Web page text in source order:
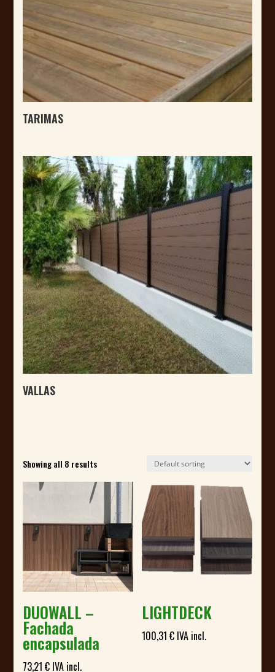
TARIMAS
VALLAS
Showing all 8 results
DUOWALL –
Fachada
encapsulada
73,21€ IVA incl.
LIGHTDECK
100,31€ IVA incl.